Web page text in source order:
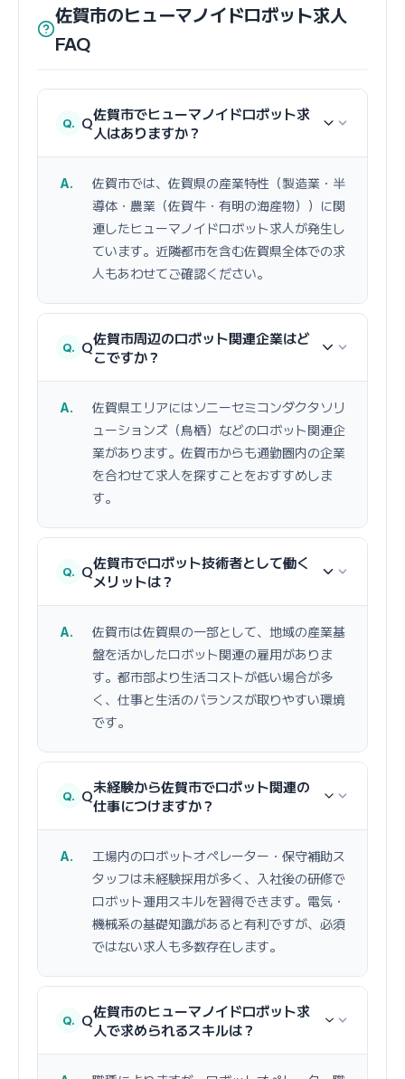
佐賀市のヒューマノイドロボット求人
FAQ
Q佐賀市でヒューマノイドロボット求
人はありますか？
佐賀市では、佐賀県の産業特性（製造業・半
導体・農業（佐賀牛・有明の海産物））に関
連したヒューマノイドロボット求人が発生し
ています。近隣都市を含む佐賀県全体での求
人もあわせてご確認ください。
Q佐賀市周辺のロボット関連企業はど
こですか？
佐賀県エリアにはソニーセミコンダクタソリ
ューションズ（鳥栖）などのロボット関連企
業があります。佐賀市からも通勤圏内の企業
を合わせて求人を探すことをおすすめしま
す。
Q佐賀市でロボット技術者として働く
メリットは？
佐賀市は佐賀県の一部として、地域の産業基
盤を活かしたロボット関連の雇用がありま
す。都市部より生活コストが低い場合が多
く、仕事と生活のバランスが取りやすい環境
です。
Q未経験から佐賀市でロボット関連の
仕事につけますか？
工場内のロボットオペレーター・保守補助ス
タッフは未経験採用が多く、入社後の研修で
ロボット運用スキルを習得できます。電気・
機械系の基礎知識があると有利ですが、必須
ではない求人も多数存在します。
Q佐賀市のヒューマノイドロボット求
人で求められるスキルは？